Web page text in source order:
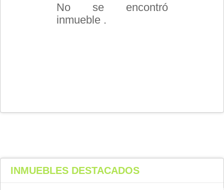
No se encontró
inmueble .
INMUEBLES DESTACADOS